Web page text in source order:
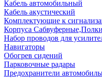
Кабель автомобильный
Кабель акустический
Комплектующие к
Корпуса
Набор проводов для
Навигаторы
Обогрев сидений
Парковочные радары
Предохранители